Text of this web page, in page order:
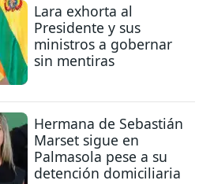
Lara exhorta al
Presidente y sus
ministros a gobernar
sin mentiras
Hermana de Sebastián
Marset sigue en
Palmasola pese a su
detención domiciliaria